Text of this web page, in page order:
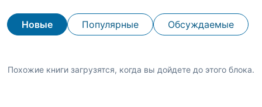
Новые Популярные Обсуждаемые
Похожие книги загрузятся, когда вы дойдете до этого блока.